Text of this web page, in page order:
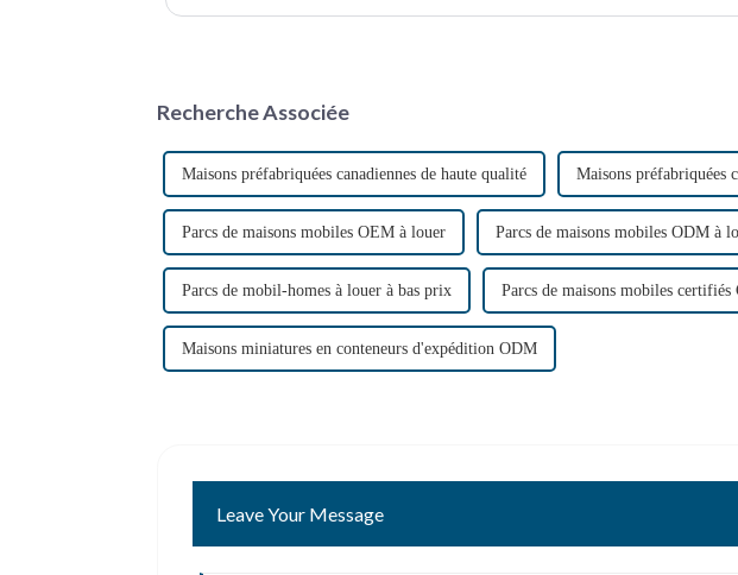
Recherche Associée
Maisons préfabriquées canadiennes de haute qualité Maisons préfabriquées
Parcs de maisons mobiles OEM à louer Parcs de maisons mobiles ODM à
Parcs de mobil-homes à louer à bas prix Parcs de maisons mobiles certifiés
Maisons miniatures en conteneurs d'expédition ODM
Leave Your Message